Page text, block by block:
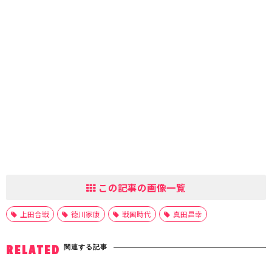
この記事の画像一覧
上田合戦 徳川家康 戦国時代 真田昌幸
RELATED 関連する記事